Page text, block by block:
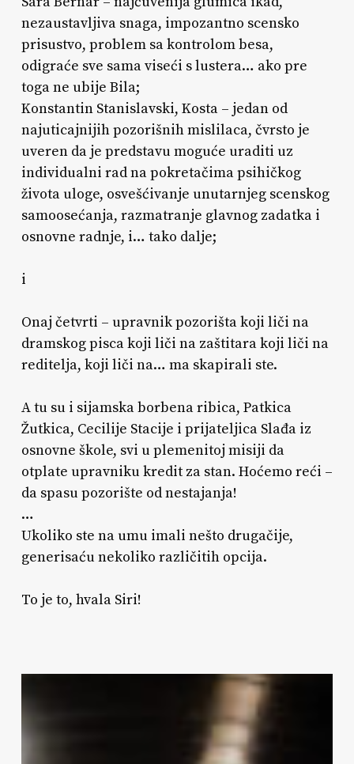
nezaustavljiva snaga, impozantno scensko
prisustvo, problem sa kontrolom besa,
odigraće sve sama viseći s lustera… ako pre
toga ne ubije Bila;
Konstantin Stanislavski, Kosta – jedan od
najuticajnijih pozorišnih mislilaca, čvrsto je
uveren da je predstavu moguće uraditi uz
individualni rad na pokretačima psihičkog
života uloge, osvešćivanje unutarnjeg scenskog
samoosećanja, razmatranje glavnog zadatka i
osnovne radnje, i… tako dalje;
i
Onaj četvrti – upravnik pozorišta koji liči na
dramskog pisca koji liči na zaštitara koji liči na
reditelja, koji liči na… ma skapirali ste.
A tu su i sijamska borbena ribica, Patkica
Žutkica, Cecilije Stacije i prijateljica Slađa iz
osnovne škole, svi u plemenitoj misiji da
otplate upravniku kredit za stan. Hoćemo reći –
da spasu pozorište od nestajanja!
…
Ukoliko ste na umu imali nešto drugačije,
generisaću nekoliko različitih opcija.
To je to, hvala Siri!